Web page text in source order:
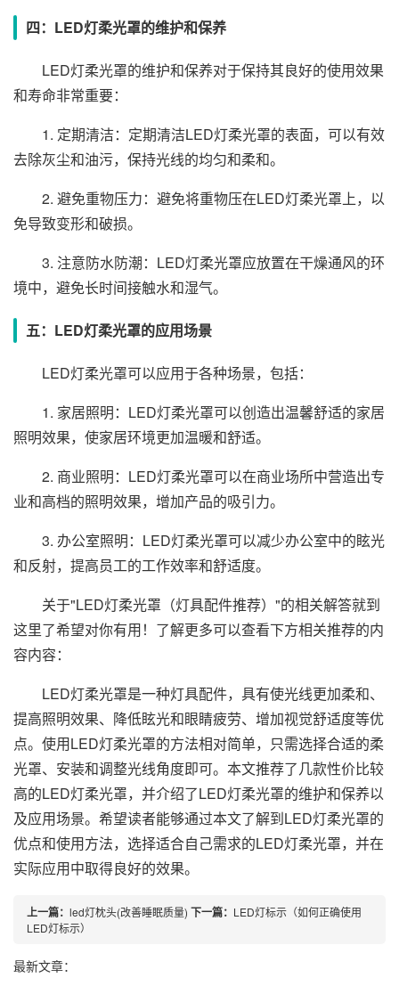
四：LED灯柔光罩的维护和保养
LED灯柔光罩的维护和保养对于保持其良好的使用效果
和寿命非常重要：
1. 定期清洁：定期清洁LED灯柔光罩的表面，可以有效
去除灰尘和油污，保持光线的均匀和柔和。
2. 避免重物压力：避免将重物压在LED灯柔光罩上，以
免导致变形和破损。
3. 注意防水防潮：LED灯柔光罩应放置在干燥通风的环
境中，避免长时间接触水和湿气。
五：LED灯柔光罩的应用场景
LED灯柔光罩可以应用于各种场景，包括：
1. 家居照明：LED灯柔光罩可以创造出温馨舒适的家居
照明效果，使家居环境更加温暖和舒适。
2. 商业照明：LED灯柔光罩可以在商业场所中营造出专
业和高档的照明效果，增加产品的吸引力。
3. 办公室照明：LED灯柔光罩可以减少办公室中的眩光
和反射，提高员工的工作效率和舒适度。
关于"LED灯柔光罩（灯具配件推荐）"的相关解答就到
这里了希望对你有用！了解更多可以查看下方相关推荐的内
容内容：
LED灯柔光罩是一种灯具配件，具有使光线更加柔和、
提高照明效果、降低眩光和眼睛疲劳、增加视觉舒适度等优
点。使用LED灯柔光罩的方法相对简单，只需选择合适的柔
光罩、安装和调整光线角度即可。本文推荐了几款性价比较
高的LED灯柔光罩，并介绍了LED灯柔光罩的维护和保养以
及应用场景。希望读者能够通过本文了解到LED灯柔光罩的
优点和使用方法，选择适合自己需求的LED灯柔光罩，并在
实际应用中取得良好的效果。
上一篇： led灯枕头(改善睡眠质量) 下一篇： LED灯标示（如何正确使用
LED灯标示）
最新文章：